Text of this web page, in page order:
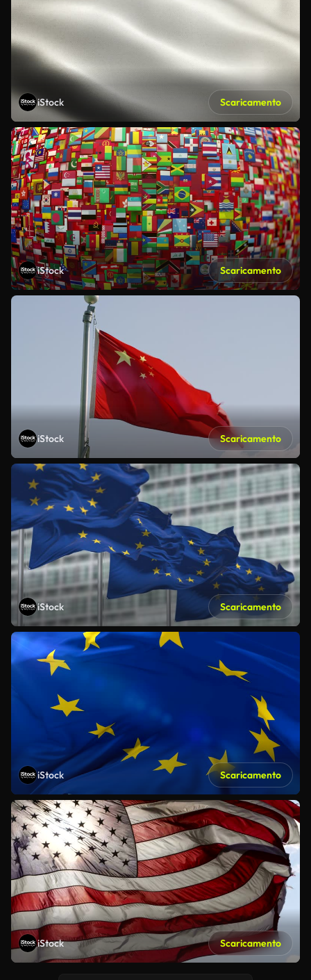
iStock Scaricamento
iStock Scaricamento
iStock Scaricamento
iStock Scaricamento
iStock Scaricamento
iStock Scaricamento